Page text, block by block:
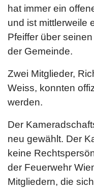
hat immer ein
und ist mittlerweile
Pfeiffer über
der Gemeinde.
Zwei Mitglieder,
Weiss, konnten
werden.
Der
neu gewählt. Der
keine
der Feuerwehr
Mitgliedern, die